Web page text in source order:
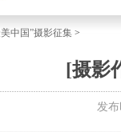
中国”摄影征集 >
[摄影
发